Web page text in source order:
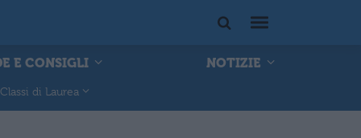
E CONSIGLI NOTIZIE
Classi di Laurea